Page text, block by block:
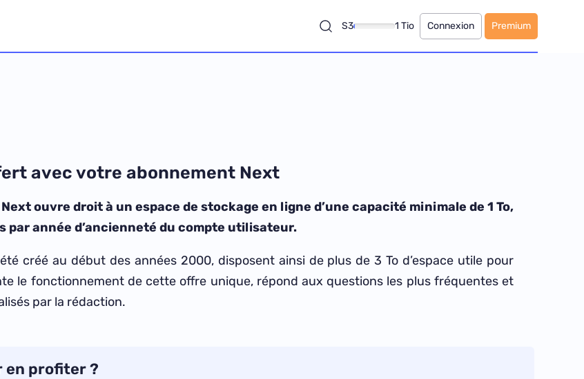
S3 1 Tio Connexion Premium
avec votre abonnement Next
ouvre droit à un espace de stockage en ligne d’une capacité minimale de 1 To,
par année d’ancienneté du compte utilisateur.
créé au début des années 2000, disposent ainsi de plus de 3 To d’espace utile pour
le fonctionnement de cette offre unique, répond aux questions les plus fréquentes et
par la rédaction.
en profiter ?